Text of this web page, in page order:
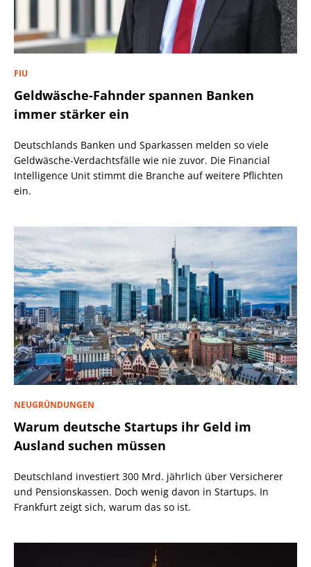
FIU
Geldwäsche-Fahnder spannen Banken
immer stärker ein
Deutschlands Banken und Sparkassen melden so viele
Geldwäsche-Verdachtsfälle wie nie zuvor. Die Financial
Intelligence Unit stimmt die Branche auf weitere Pflichten
ein.
NEUGRÜNDUNGEN
Warum deutsche Startups ihr Geld im
Ausland suchen müssen
Deutschland investiert 300 Mrd. jährlich über Versicherer
und Pensionskassen. Doch wenig davon in Startups. In
Frankfurt zeigt sich, warum das so ist.